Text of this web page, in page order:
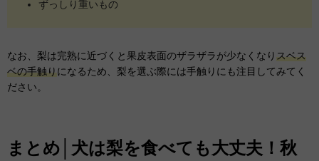
ずっしり重いもの
なお、梨は完熟に近づくと果皮表面のザラザラが少なくなりスベス
ベの手触りになるため、梨を選ぶ際には手触りにも注目してみてく
ださい。
まとめ│犬は梨を食べても大丈夫！秋